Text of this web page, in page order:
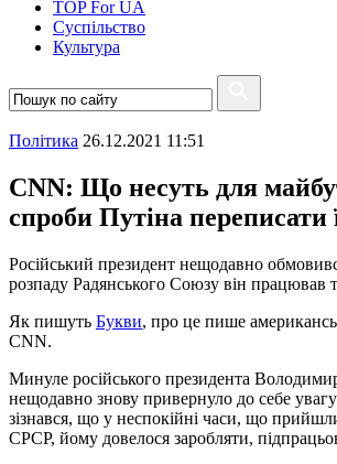
TOP For UA
Суспiльство
Культура
Полiтика 26.12.2021 11:51
CNN: Що несуть для
спроби Путіна переписати
Російський президент нещодавно
розпаду Радянського Союзу він працював
Як пишуть Букви, про це пише
CNN.
Минуле російського президента
нещодавно знову привернуло до себе увагу
зізнався, що у неспокійні часи, що
СРСР, йому довелося заробляти,